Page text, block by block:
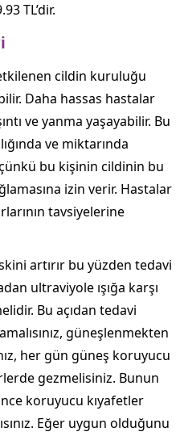
TL’dir.
cildin kuruluğu
Daha hassas hastalar
ve yanma yaşayabilir. Bu
ve miktarında
bu kişinin cildinin bu
izin verir. Hastalar
tavsiyelerine
artırır bu yüzden tedavi
ultraviyole ışığa karşı
Bu açıdan tedavi
güneşlenmekten
her gün güneş koruyucu
gezmelisiniz. Bunun
koruyucu kıyafetler
Eğer uygun olduğunu